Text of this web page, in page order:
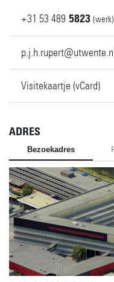
+31 53 489 5823 (werk)
Visitekaartje (vCard)
ADRES
Bezoekadres